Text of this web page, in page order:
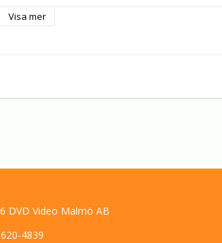
och jakten tar vid där den slutade flera år
Visa mer
DVD Video Malmö AB
4839